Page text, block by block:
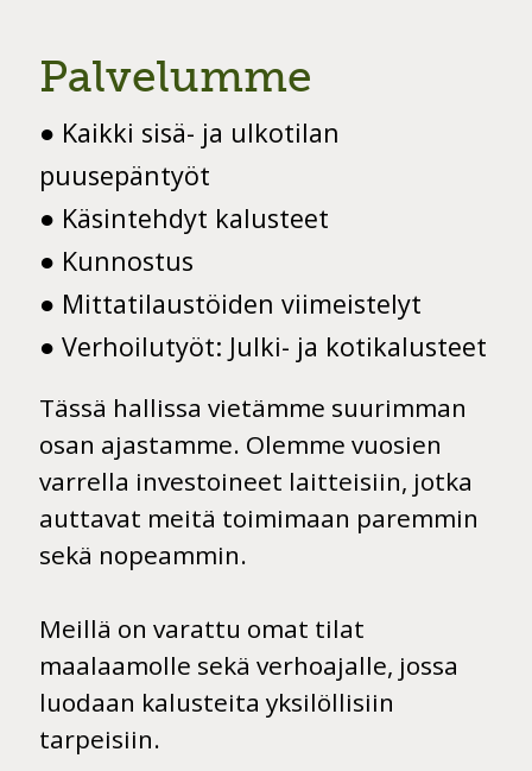
Palvelumme
● Kaikki sisä- ja ulkotilan
puusepäntyöt
● Käsintehdyt kalusteet
● Kunnostus
● Mittatilaustöiden viimeistelyt
● Verhoilutyöt: Julki- ja kotikalusteet
Tässä hallissa vietämme suurimman
osan ajastamme. Olemme vuosien
varrella investoineet laitteisiin, jotka
auttavat meitä toimimaan paremmin
sekä nopeammin.
Meillä on varattu omat tilat
maalaamolle sekä verhoajalle, jossa
luodaan kalusteita yksilöllisiin
tarpeisiin.